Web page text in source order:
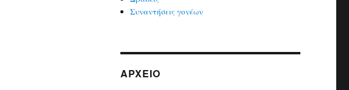
Συναντήσεις γονέων
ΑΡΧΕΊΟ